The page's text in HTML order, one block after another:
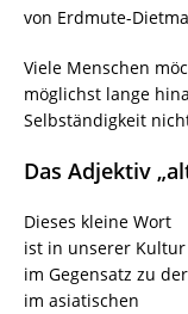
von Erdmute-
Viele Menschen
möglichst lange
Selbständigkeit
Das Adjektiv
Dieses kleine Wort
ist in unserer Kultur
im Gegensatz zu der
im asiatischen